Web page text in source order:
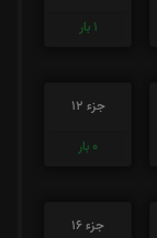
1 بار
جزء 12
0 بار
جزء 16